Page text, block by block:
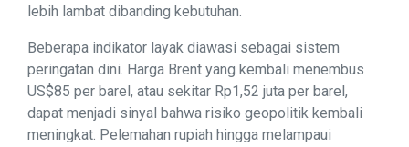
lebih lambat dibanding kebutuhan.
Beberapa indikator layak diawasi sebagai sistem
peringatan dini. Harga Brent yang kembali menembus
US$85 per barel, atau sekitar Rp1,52 juta per barel,
dapat menjadi sinyal bahwa risiko geopolitik kembali
meningkat. Pelemahan rupiah hingga melampaui